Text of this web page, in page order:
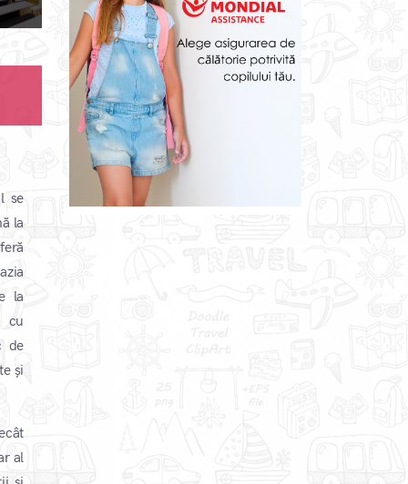
se
la
la
cu
de
și
al